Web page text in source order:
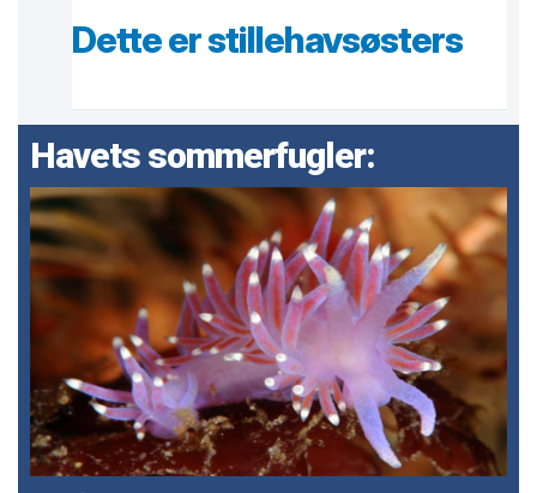
Dette er stillehavsøsters
Havets sommerfugler: